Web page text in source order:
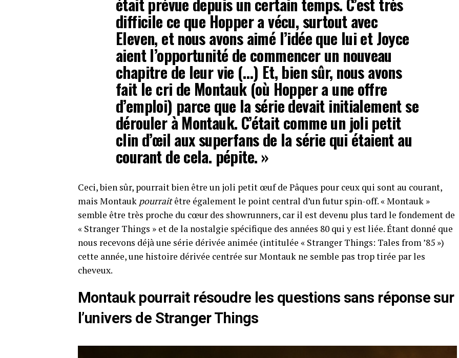
difficile ce que Hopper a vécu, surtout avec
Eleven, et nous avons aimé l’idée que lui et Joyce
aient l’opportunité de commencer un nouveau
chapitre de leur vie (…) Et, bien sûr, nous avons
fait le cri de Montauk (où Hopper a une offre
d’emploi) parce que la série devait initialement se
dérouler à Montauk. C’était comme un joli petit
clin d’œil aux superfans de la série qui étaient au
courant de cela. pépite. »
Ceci, bien sûr, pourrait bien être un joli petit œuf de Pâques pour ceux qui sont au courant,
mais Montauk pourraitêtre également le point central d’un futur spin-off. « Montauk »
semble être très proche du cœur des showrunners, car il est devenu plus tard le fondement de
« Stranger Things » et de la nostalgie spécifique des années 80 qui y est liée. Étant donné que
nous recevons déjà une série dérivée animée (intitulée « Stranger Things: Tales from ’85 »)
cette année, une histoire dérivée centrée sur Montauk ne semble pas trop tirée par les
cheveux.
Montauk pourrait résoudre les questions sans réponse sur
l’univers de Stranger Things